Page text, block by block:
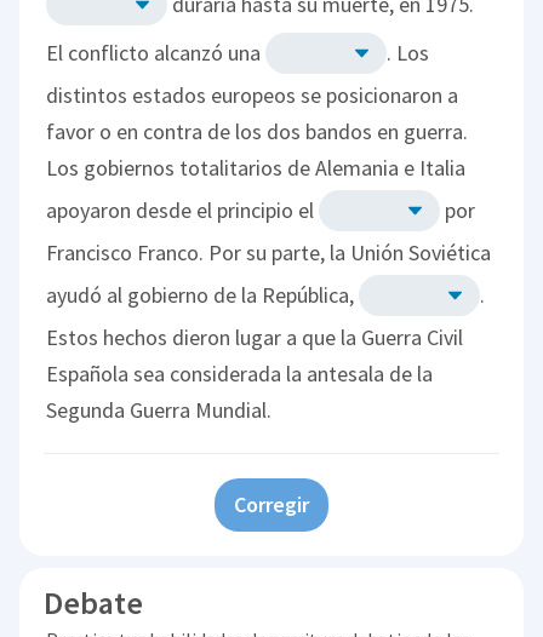
El conflicto alcanzó una
. Los
distintos estados europeos se posicionaron a
favor o en contra de los dos bandos en guerra.
Los gobiernos totalitarios de Alemania e Italia
apoyaron desde el principio el
por
Francisco Franco. Por su parte, la Unión Soviética
ayudó al gobierno de la República,
.
Estos hechos dieron lugar a que la Guerra Civil
Española sea considerada la antesala de la
Segunda Guerra Mundial.
Corregir
Debate